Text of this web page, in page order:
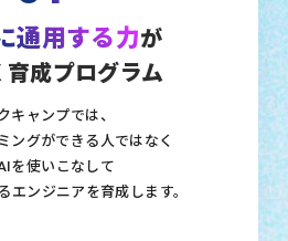
通用する力が
育成プログラム
キャンプでは、
ングができる人ではなく
を使いこなして
エンジニアを育成します。